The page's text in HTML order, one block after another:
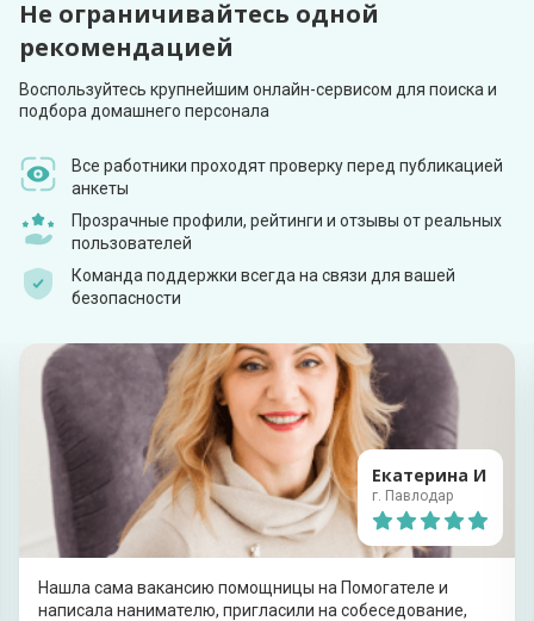
Не ограничивайтесь одной
рекомендацией
Воспользуйтесь крупнейшим онлайн-сервисом для поиска и
подбора домашнего персонала
Все работники проходят проверку перед публикацией
анкеты
Прозрачные профили, рейтинги и отзывы от реальных
пользователей
Команда поддержки всегда на связи для вашей
безопасности
Екатерина И
г. Павлодар
Нашла сама вакансию помощницы на Помогателе и
написала нанимателю, пригласили на собеседование,